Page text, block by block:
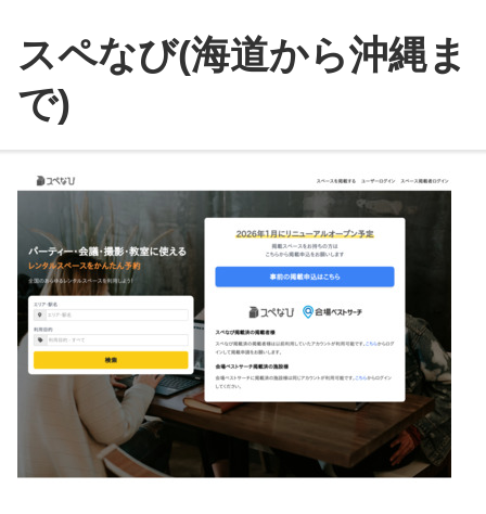
スペなび(海道から沖縄ま
で)